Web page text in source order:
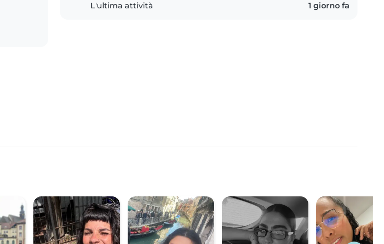
L'ultima attività 1 giorno fa